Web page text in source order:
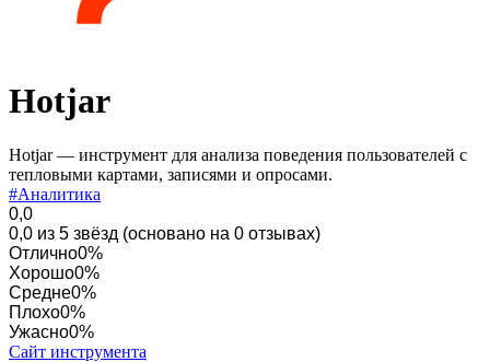
Hotjar
Hotjar — инструмент для анализа поведения пользователей с
тепловыми картами, записями и опросами.
#Аналитика
0,0
0,0 из 5 звёзд (основано на 0 отзывах)
Отлично0%
Хорошо0%
Средне0%
Плохо0%
Ужасно0%
Сайт инструмента